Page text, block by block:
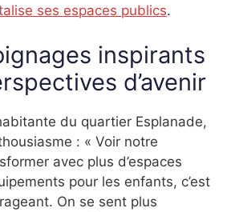
ses espaces publics.
inspirants
d’avenir
du quartier Esplanade,
: « Voir notre
avec plus d’espaces
pour les enfants, c’est
On se sent plus